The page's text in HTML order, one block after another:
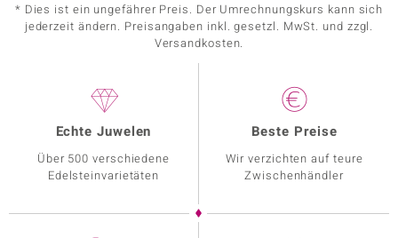
* Dies ist ein ungefährer Preis. Der Umrechnungskurs kann sich
jederzeit ändern. Preisangaben inkl. gesetzl. MwSt. und zzgl.
Versandkosten.
Echte Juwelen
Über 500 verschiedene
Edelsteinvarietäten
Beste Preise
Wir verzichten auf teure
Zwischenhändler